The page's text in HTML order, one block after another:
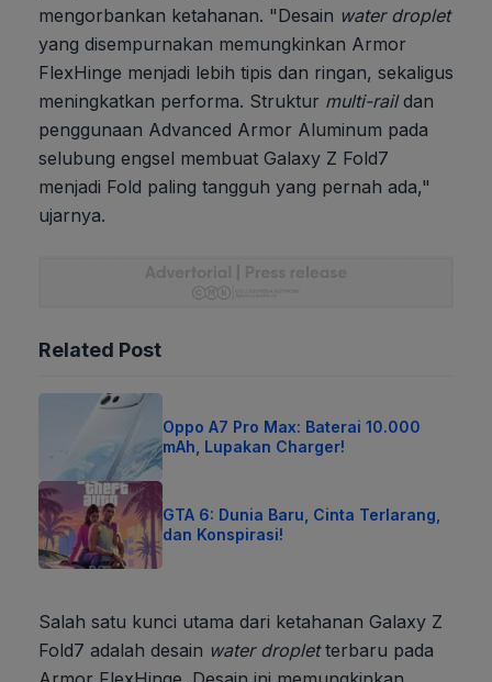
mengorbankan ketahanan. "Desain water droplet
yang disempurnakan memungkinkan Armor
FlexHinge menjadi lebih tipis dan ringan, sekaligus
meningkatkan performa. Struktur multi-raildan
penggunaan Advanced Armor Aluminum pada
selubung engsel membuat Galaxy Z Fold7
menjadi Fold paling tangguh yang pernah ada,"
ujarnya.
Related Post
Oppo A7 Pro Max: Baterai 10.000
mAh, Lupakan Charger!
GTA 6: Dunia Baru, Cinta Terlarang,
dan Konspirasi!
Salah satu kunci utama dari ketahanan Galaxy Z
Fold7 adalah desain water dropletterbaru pada